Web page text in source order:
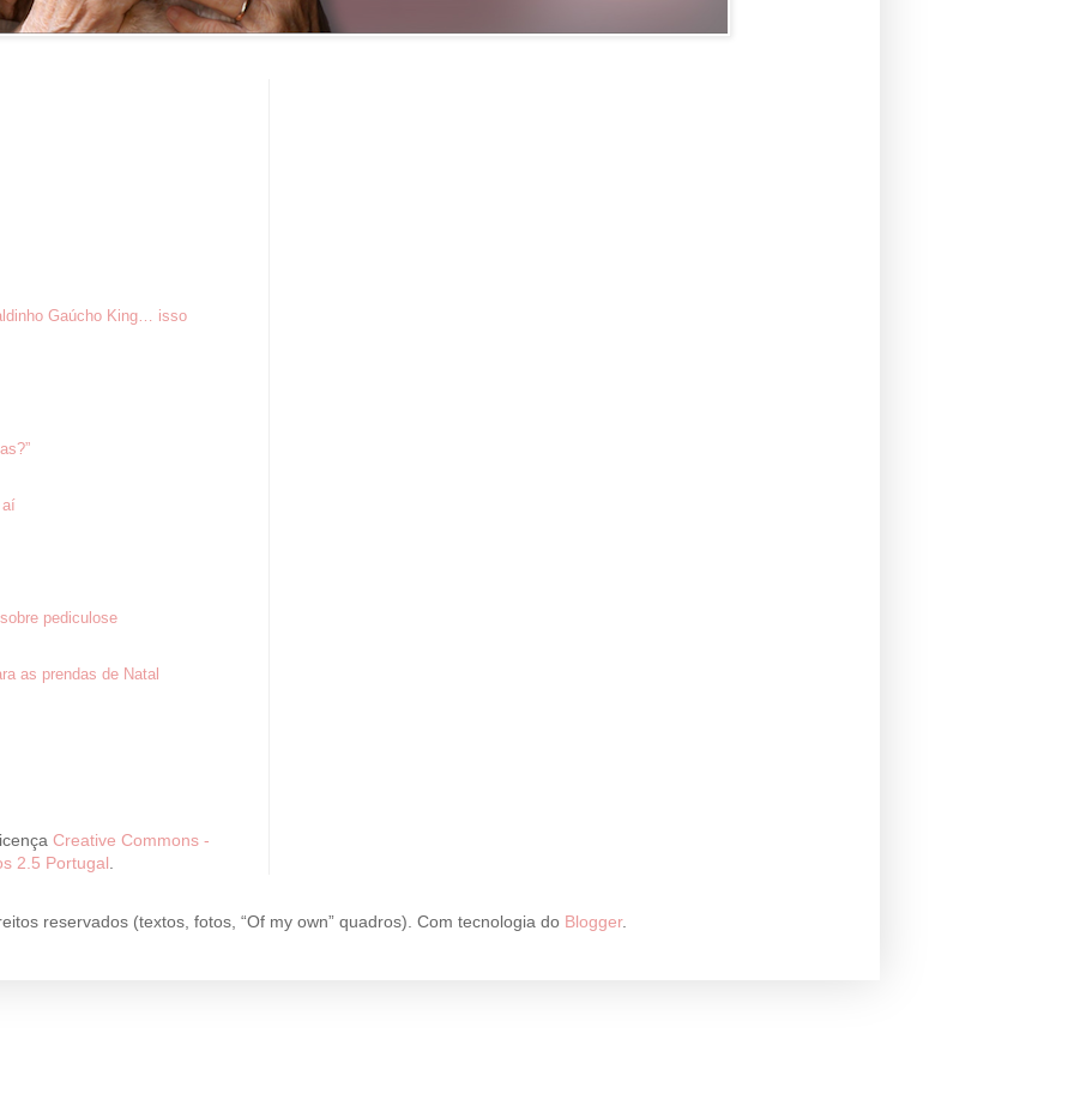
Gaúcho King… isso
aí
pediculose
as prendas de Natal
Creative Commons -
2.5 Portugal
reservados (textos, fotos, “Of my own” quadros). Com tecnologia do Blogger.